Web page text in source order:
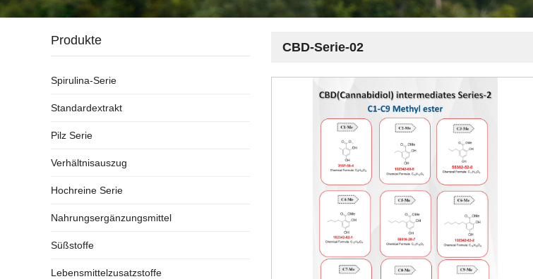
CBD-Serie-02
Produkte
Spirulina-Serie
Standardextrakt
Pilz Serie
Verhältnisauszug
Hochreine Serie
Nahrungsergänzungsmittel
Süßstoffe
Lebensmittelzusatzstoffe